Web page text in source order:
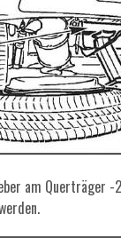
am Querträger